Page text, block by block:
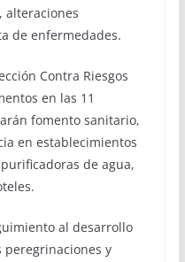
alteraciones
de enfermedades.
Contra Riesgos
en las 11
fomento sanitario,
en establecimientos
de agua,
al desarrollo
peregrinaciones y